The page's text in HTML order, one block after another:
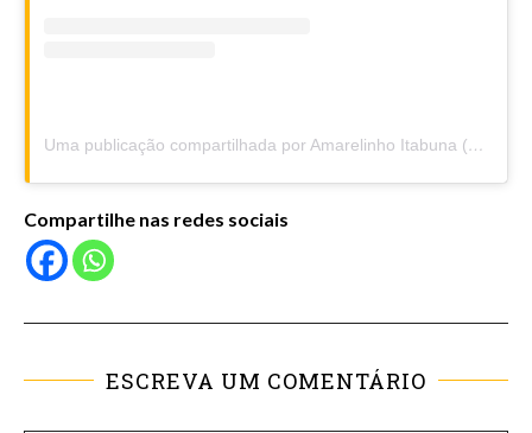
Uma publicação compartilhada por Amarelinho Itabuna (@amarelinhoitabuna)
Compartilhe nas redes sociais
ESCREVA UM COMENTÁRIO